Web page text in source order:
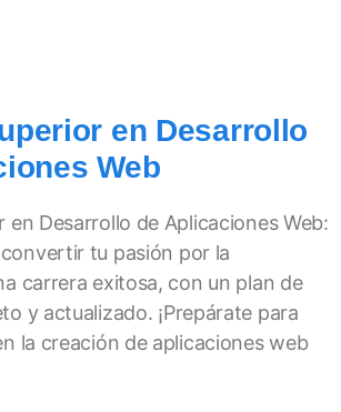
en Desarrollo
Web
en Desarrollo de Aplicaciones Web:
tu pasión por la
carrera exitosa, con un plan de
y actualizado. ¡Prepárate para
la creación de aplicaciones web